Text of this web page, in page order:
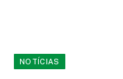
NOTÍCIAS